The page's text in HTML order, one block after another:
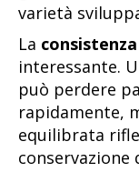
varietà
La consistenza
interessante.
può perdere
rapidamente,
equilibrata
conservazione